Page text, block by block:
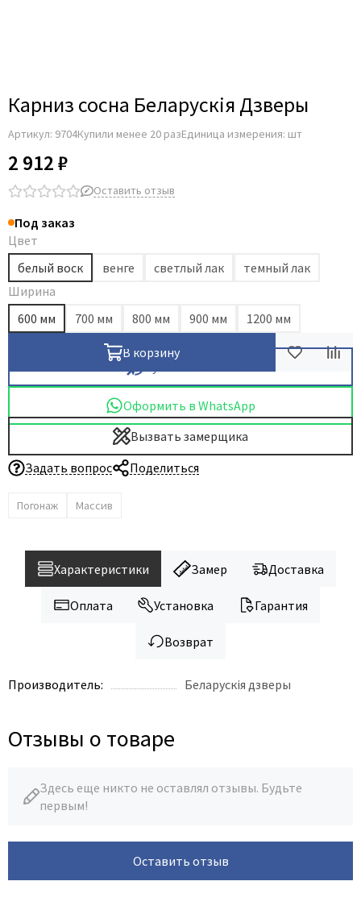
Карниз сосна Беларускiя Дзверы
Артикул: 9704Купили менее 20 разЕдиница измерения: шт
2 912 ₽
Оставить отзыв
Под заказ
Цвет
белый воск
венге светлый лак
темный лак
Ширина
600 мм
700 мм 800 мм 900 мм 1200 мм
В корзину
Оформить в WhatsApp
Вызвать замерщика
Задать вопрос
Поделиться
Погонаж Массив
Характеристики Замер Доставка
Оплата Установка Гарантия
Возврат
Производитель: Беларускiя дзверы
Отзывы о товаре
Здесь еще никто не оставлял отзывы. Будьте
первым!
Оставить отзыв